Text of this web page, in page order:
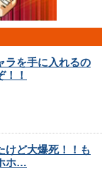
ラを手に入れるの
！
けど大爆死！！も
ホ…